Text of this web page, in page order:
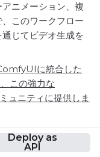
Deploy as
API
ニメーション、複
このワークフロー
じてビデオ生成を
に統合した
この強力な
ニティに提供しま
ロー